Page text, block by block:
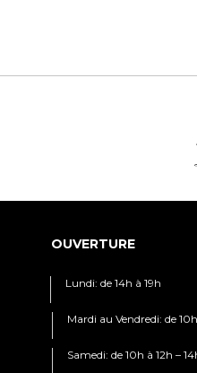
OUVERTURE
Lundi: de 14h à 19h
Mardi au Vendredi: de
Samedi: de 10h à 12h –